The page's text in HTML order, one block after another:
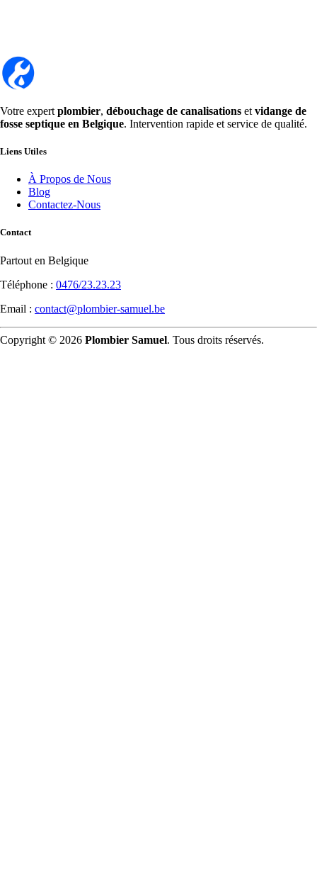
Votre expert plombier, débouchage de canalisations et vidange de
fosse septique en Belgique. Intervention rapide et service de qualité.
Liens Utiles
À Propos de Nous
Blog
Contactez-Nous
Contact
Partout en Belgique
Téléphone : 0476/23.23.23
Email : contact@plombier-samuel.be
Copyright © 2026 Plombier Samuel. Tous droits réservés.